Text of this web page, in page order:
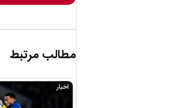
مطالب مرتبط
اخبار